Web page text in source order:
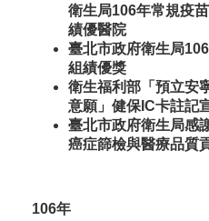
衛生局106年常規疫
績優醫院
臺北市政府衛生局
組績優獎
衛生福利部「預立安
意願」健保IC卡註記
臺北市政府衛生局感
癌症篩檢與醫療品質
106年